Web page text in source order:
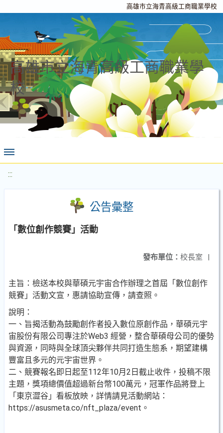
高雄市立海青高級工商職業學校
高雄市立海青高級工商職業學
校
:::
公告彙整
「數位創作競賽」活動
發布單位： 校長室 |
主旨：檢送本校與華碩元宇宙合作辦理之首屆「數位創作
競賽」活動文宣，惠請協助宣傳，請查照。
說明：
一、旨揭活動為鼓勵創作者投入數位原創作品，華碩元宇
宙股份有限公司專注於Web3 經營，整合華碩母公司的優勢
與資源，同時與全球頂尖夥伴共同打造生態系，期望建構
豐富且多元的元宇宙世界。
二、競賽報名即日起至112年10月2日截止收件，投稿不限
主題，獎項總價值超過新台幣100萬元，冠軍作品將登上
「東京澀谷」看板放映，詳情請見活動網站：
https://asusmeta.co/nft_plaza/event。